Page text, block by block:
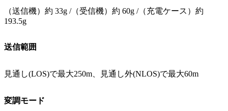
（送信機）約 33g /（受信機）約 60g /（充電ケース）約
193.5g
送信範囲
見通し(LOS)で最大250m、見通し外(NLOS)で最大60m
変調モード